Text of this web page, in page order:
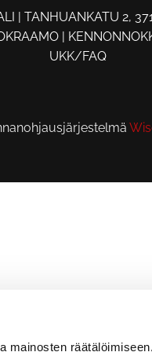
mainosten
| TANHUANKATU 2,
|
UKK/FAQ